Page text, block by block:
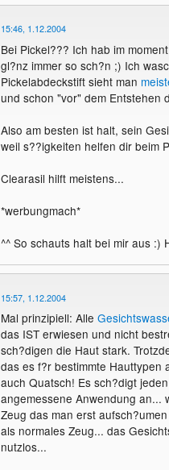
15:46, 1.12.2004
Bei Pickel??? Ich hab im
gl?nz immer so sch?n ;) Ich
Pickelabdeckstift sieht man
und schon "vor" dem Entstehen
Also am besten ist halt, sein
weil s??igkeiten helfen dir beim
Clearasil hilft meistens...
*werbungmach*
^^ So schauts halt bei mir aus :)
15:57, 1.12.2004
Mal prinzipiell: Alle
das IST erwiesen und nicht
sch?digen die Haut stark.
das es f?r bestimmte Hauttypen
auch Quatsch! Es sch?digt
angemessene Anwendung an...
Zeug das man erst
als normales Zeug... das
nutzlos...